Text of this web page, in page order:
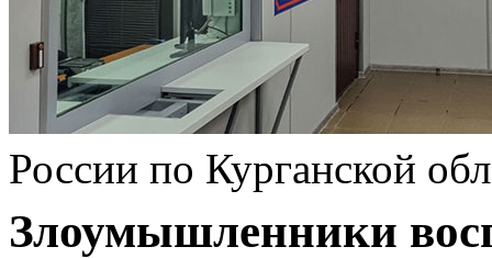
России по Курганской
Злоумышленники